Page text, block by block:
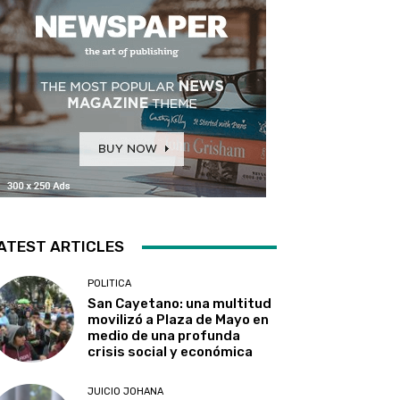
ARTICLES
POLITICA
San Cayetano: una multitud
movilizó a Plaza de Mayo en
medio de una profunda
crisis social y económica
JUICIO JOHANA